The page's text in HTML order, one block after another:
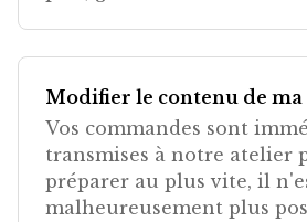
Modifier le contenu de
Vos commandes sont
transmises à notre atelier
préparer au plus vite, il
malheureusement plus